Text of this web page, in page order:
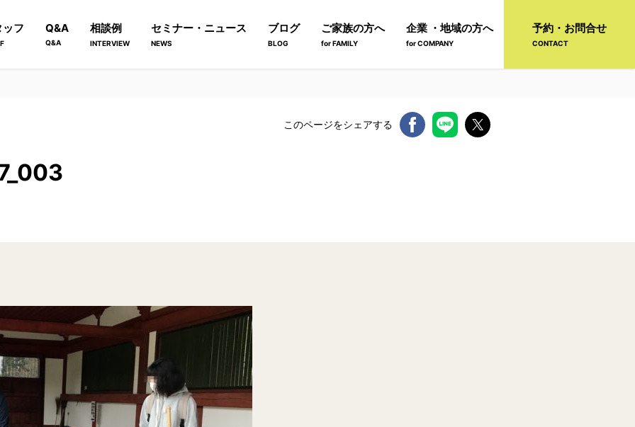
ッフ Q&A
Q&A
相談例
INTERVIEW
セミナー・ニュース
NEWS
ブログ
BLOG
ご家族の方へ
for FAMILY
企業 ・地域の方へ
for COMPANY
予約・お問合せ
CONTACT
このページをシェアする